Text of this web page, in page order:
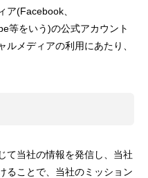
ア(Facebook、
等をいう)の公式アカウント
メディアの利用にあたり、
て当社の情報を発信し、当社
ることで、当社のミッション